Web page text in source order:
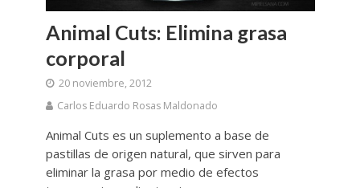
Animal Cuts: Elimina grasa
corporal
20 noviembre, 2012
Carlos Eduardo Rosas Maldonado
Animal Cuts es un suplemento a base de
pastillas de origen natural, que sirven para
eliminar la grasa por medio de efectos